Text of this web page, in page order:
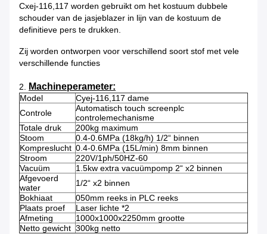
Cxej-116,117 worden gebruikt om het kostuum dubbele
schouder van de jasjeblazer in lijn van de kostuum de
definitieve pers te drukken.
Zij worden ontworpen voor verschillend soort stof met vele
verschillende functies
2. Machineperameter:
Model
Cyej-116,117 dame
Controle
Automatisch touch screenplc
controlemechanisme
Totale druk
200kg maximum
Stoom
0.4-0.6MPa (18kg/h) 1/2“ binnen
Kompreslucht 0.4-0.6MPa (15L/min) 8mm binnen
Stroom
220V/1ph/50HZ-60
Vacuüm
1.5kw extra vacuümpomp 2“ x2 binnen
Afgevoerd
water
1/2“ x2 binnen
Bokhiaat
050mm reeks in PLC reeks
Plaats proef
Laser lichte *2
Afmeting
1000x1000x2250mm grootte
Netto gewicht 300kg netto